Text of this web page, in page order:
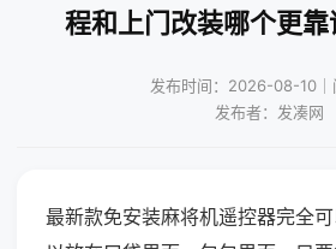
程和上门改装哪个更
发布时间：2026-08-10｜
发布者：发凑网
最新款免安装麻将机遥控器完全